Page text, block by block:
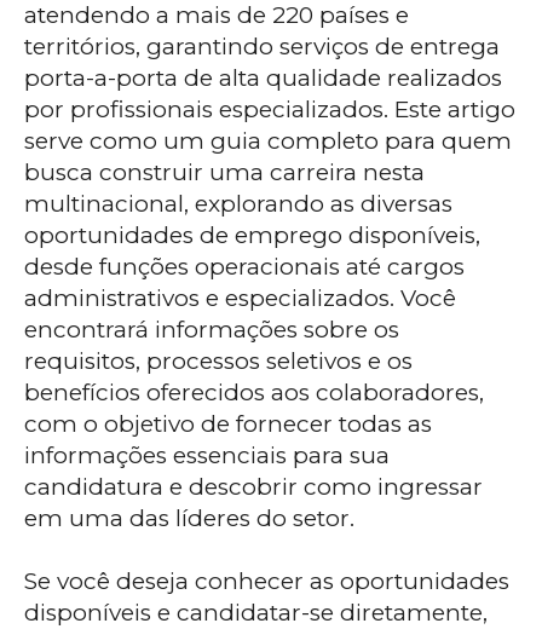
atendendo a mais de 220 países e
territórios, garantindo serviços de entrega
porta-a-porta de alta qualidade realizados
por profissionais especializados. Este artigo
serve como um guia completo para quem
busca construir uma carreira nesta
multinacional, explorando as diversas
oportunidades de emprego disponíveis,
desde funções operacionais até cargos
administrativos e especializados. Você
encontrará informações sobre os
requisitos, processos seletivos e os
benefícios oferecidos aos colaboradores,
com o objetivo de fornecer todas as
informações essenciais para sua
candidatura e descobrir como ingressar
em uma das líderes do setor.
Se você deseja conhecer as oportunidades
disponíveis e candidatar-se diretamente,